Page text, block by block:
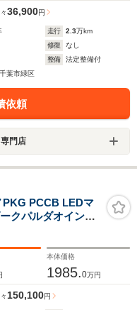
36,900円
走行 2.3万km
修復
なし
整備
法定整備付
葉市緑区
依頼
門店
PCCB LEDマ
クパルダオインテ
ンチ
テアリングホイー
本体価格
1985.0万円
150,100円